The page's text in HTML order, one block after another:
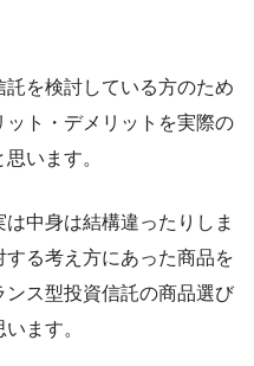
を検討している方のため
ト・デメリットを実際の
います。
中身は結構違ったりしま
る考え方にあった商品を
ス型投資信託の商品選び
ます。